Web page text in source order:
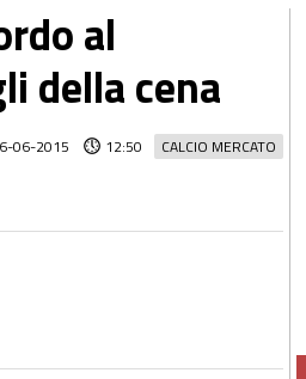
al
della cena
CALCIO MERCATO
06-2015 12:50